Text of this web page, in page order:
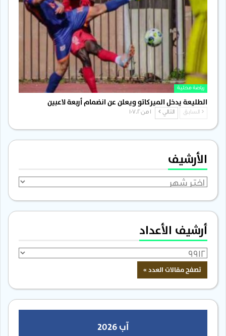
رياضة محلية
الطليعة يدخل الميركاتو ويعلن عن انضمام أربعة لاعبين
السابق التالي
الأرشيف
الأرشيف
أرشيف الأعداد
آب 2026